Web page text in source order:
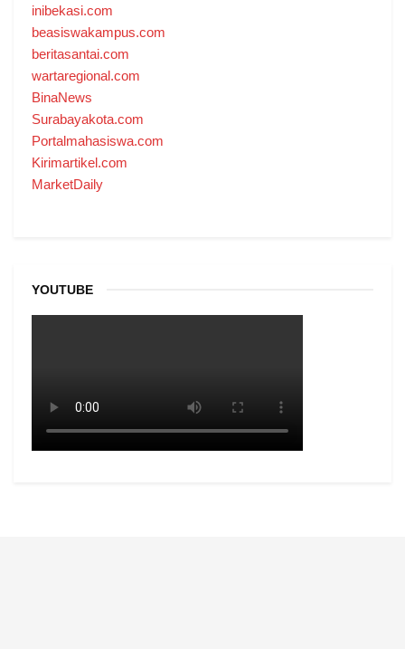
inibekasi.com
beasiswakampus.com
beritasantai.com
wartaregional.com
BinaNews
Surabayakota.com
Portalmahasiswa.com
Kirimartikel.com
MarketDaily
YOUTUBE